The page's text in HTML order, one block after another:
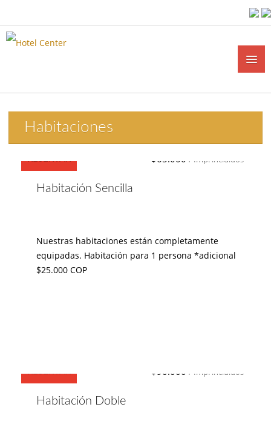
Habitaciones
$65.000 / Imp. incluidos
Habitación Sencilla
Nuestras habitaciones están completamente
equipadas. Habitación para 1 persona *adicional
$25.000 COP
$90.000 / Imp. incluidos
Habitación Doble